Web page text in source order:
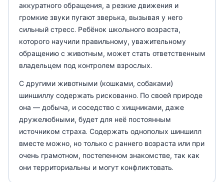
аккуратного обращения, а резкие движения и
громкие звуки пугают зверька, вызывая у него
сильный стресс. Ребёнок школьного возраста,
которого научили правильному, уважительному
обращению с животным, может стать ответственным
владельцем под контролем взрослых.
С другими животными (кошками, собаками)
шиншиллу содержать рискованно. По своей природе
она — добыча, и соседство с хищниками, даже
дружелюбными, будет для неё постоянным
источником страха. Содержать однополых шиншилл
вместе можно, но только с раннего возраста или при
очень грамотном, постепенном знакомстве, так как
они территориальны и могут конфликтовать.